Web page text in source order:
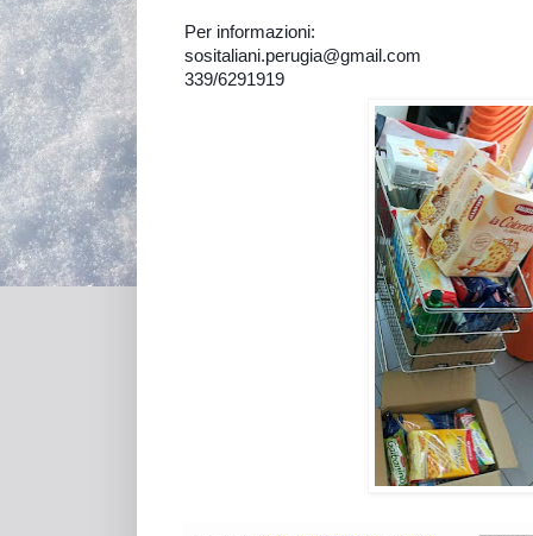
Per informazioni:
sositaliani.perugia@gmail.com
339/6291919